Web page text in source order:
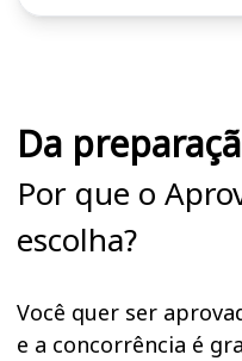
Da
Por que o
escolha?
Você quer ser
e a concorrência é